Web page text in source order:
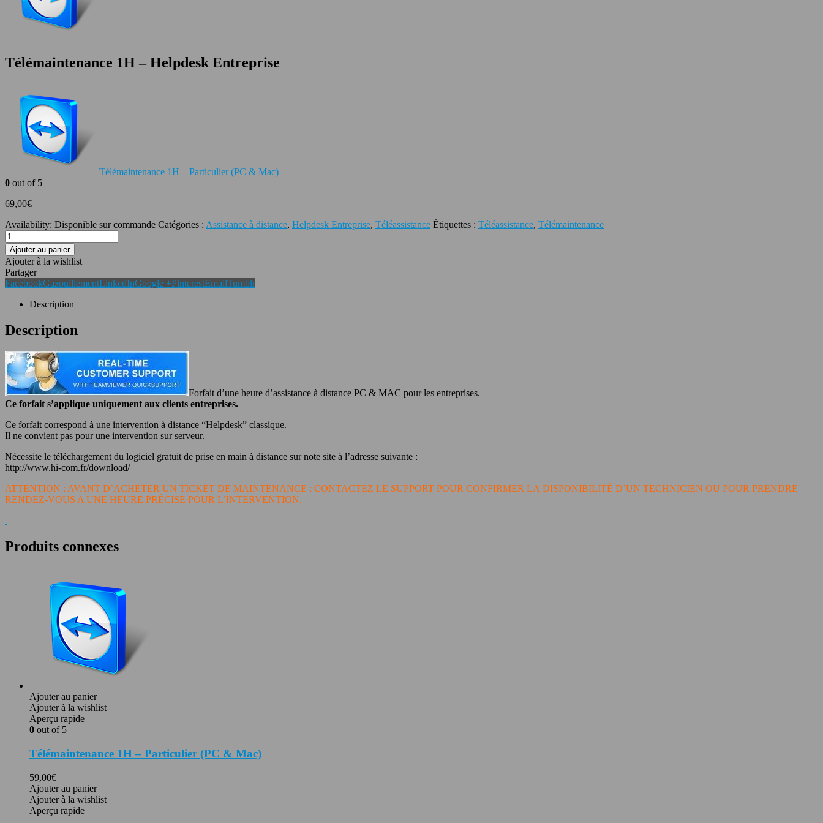
Télémaintenance 1H – Helpdesk Entreprise
Télémaintenance 1H – Particulier (PC & Mac)
0 out of 5
69,00€
Availability: Disponible sur commande Catégories : Assistance à distance, Helpdesk Entreprise, Téléassistance Étiquettes : Téléassistance, Télémaintenance
Ajouter au panier
Ajouter à la wishlist
Partager
FacebookGazouillementLinkedInGoogle +PinterestEmailTumblr
Description
Description
Forfait d’une heure d’assistance à distance PC & MAC pour les entreprises.
Ce forfait s’applique uniquement aux clients entreprises.
Ce forfait correspond à une intervention à distance “Helpdesk” classique.
Il ne convient pas pour une intervention sur serveur.
Nécessite le téléchargement du logiciel gratuit de prise en main à distance sur note site à l’adresse suivante :
http://www.hi-com.fr/download/
ATTENTION : AVANT D’ACHETER UN TICKET DE MAINTENANCE : CONTACTEZ LE SUPPORT POUR CONFIRMER LA DISPONIBILITÉ D’UN TECHNICIEN OU POUR PRENDRE
RENDEZ-VOUS A UNE HEURE PRÉCISE POUR L’INTERVENTION.
Produits connexes
Ajouter au panier
Ajouter à la wishlist
Aperçu rapide
0 out of 5
Télémaintenance 1H – Particulier (PC & Mac)
59,00€
Ajouter au panier
Ajouter à la wishlist
Aperçu rapide